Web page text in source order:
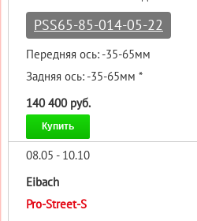
PSS65-85-014-05-22
Передняя ось: -35-65мм
Задняя ось: -35-65мм *
140 400 руб.
Купить
08.05 - 10.10
Eibach
Pro-Street-S